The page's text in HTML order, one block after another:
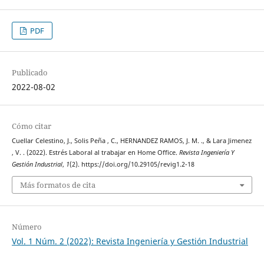
PDF
Publicado
2022-08-02
Cómo citar
Cuellar Celestino, J., Solis Peña , C., HERNANDEZ RAMOS, J. M. ., & Lara Jimenez
, V. . (2022). Estrés Laboral al trabajar en Home Office. Revista Ingeniería Y
Gestión Industrial, 1(2). https://doi.org/10.29105/revig1.2-18
Más formatos de cita
Número
Vol. 1 Núm. 2 (2022): Revista Ingeniería y Gestión Industrial